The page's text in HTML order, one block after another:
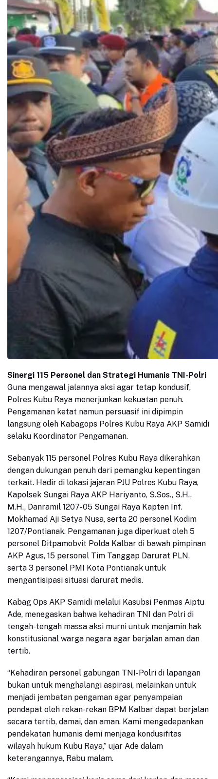
Sinergi 115 Personel dan Strategi Humanis TNI-Polri
Guna mengawal jalannya aksi agar tetap kondusif,
Polres Kubu Raya menerjunkan kekuatan penuh.
Pengamanan ketat namun persuasif ini dipimpin
langsung oleh Kabagops Polres Kubu Raya AKP Samidi
selaku Koordinator Pengamanan.
Sebanyak 115 personel Polres Kubu Raya dikerahkan
dengan dukungan penuh dari pemangku kepentingan
terkait. Hadir di lokasi jajaran PJU Polres Kubu Raya,
Kapolsek Sungai Raya AKP Hariyanto, S.Sos., S.H.,
M.H., Danramil 1207-05 Sungai Raya Kapten Inf.
Mokhamad Aji Setya Nusa, serta 20 personel Kodim
1207/Pontianak. Pengamanan juga diperkuat oleh 5
personel Ditpamobvit Polda Kalbar di bawah pimpinan
AKP Agus, 15 personel Tim Tanggap Darurat PLN,
serta 3 personel PMI Kota Pontianak untuk
mengantisipasi situasi darurat medis.
Kabag Ops AKP Samidi melalui Kasubsi Penmas Aiptu
Ade, menegaskan bahwa kehadiran TNI dan Polri di
tengah-tengah massa aksi murni untuk menjamin hak
konstitusional warga negara agar berjalan aman dan
tertib.
“Kehadiran personel gabungan TNI-Polri di lapangan
bukan untuk menghalangi aspirasi, melainkan untuk
menjadi jembatan pengaman agar penyampaian
pendapat oleh rekan-rekan BPM Kalbar dapat berjalan
secara tertib, damai, dan aman. Kami mengedepankan
pendekatan humanis demi menjaga kondusifitas
wilayah hukum Kubu Raya,” ujar Ade dalam
keterangannya, Rabu malam.